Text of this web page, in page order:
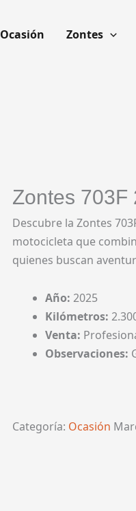
Ocasión Zontes
Zontes 703F
Descubre la Zontes
motocicleta que
quienes buscan
Año: 2025
Kilómetros:
Venta:
Observaciones:
Categoría: Ocasión